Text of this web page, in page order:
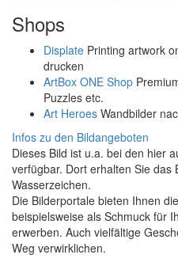
Shops
Displate Printing artwork
drucken
ArtBox ONE Shop
Puzzles etc.
Art Heroes Wandbilder
Infos zu den Bildangeboten
Dieses Bild ist u.a. bei den hier
verfügbar. Dort erhalten Sie das
Wasserzeichen.
Die Bilderportale bieten Ihnen
beispielsweise als Schmuck für
erwerben. Auch vielfältige
Weg verwirklichen.